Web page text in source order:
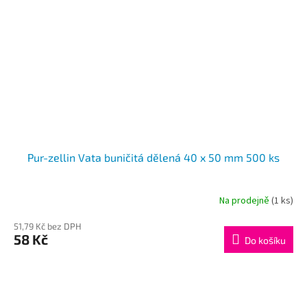
Pur-zellin Vata buničitá dělená 40 x 50 mm 500 ks
Na prodejně (1 ks)
51,79 Kč bez DPH
58 Kč Do košíku